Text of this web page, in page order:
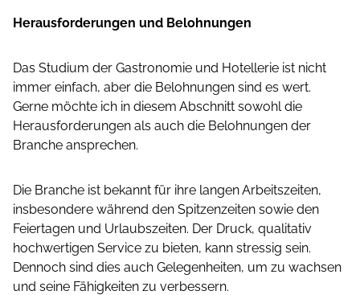
Herausforderungen und Belohnungen
Das Studium der Gastronomie und Hotellerie ist nicht
immer einfach, aber die Belohnungen sind es wert.
Gerne möchte ich in diesem Abschnitt sowohl die
Herausforderungen als auch die Belohnungen der
Branche ansprechen.
Die Branche ist bekannt für ihre langen Arbeitszeiten,
insbesondere während den Spitzenzeiten sowie den
Feiertagen und Urlaubszeiten. Der Druck, qualitativ
hochwertigen Service zu bieten, kann stressig sein.
Dennoch sind dies auch Gelegenheiten, um zu wachsen
und seine Fähigkeiten zu verbessern.